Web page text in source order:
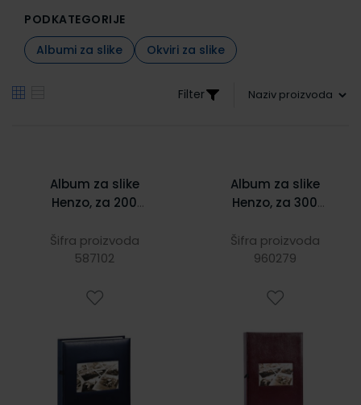
PODKATEGORIJE
Albumi za slike
Okviri za slike
Filter
Album za slike
Henzo, za 200
100x150 mm, na
ulaganje, Edition,
Šifra proizvoda
587102
Album za slike
Henzo, za 300
100 x 150 mm, na
ulaganje, Edition
Šifra proizvoda
960279